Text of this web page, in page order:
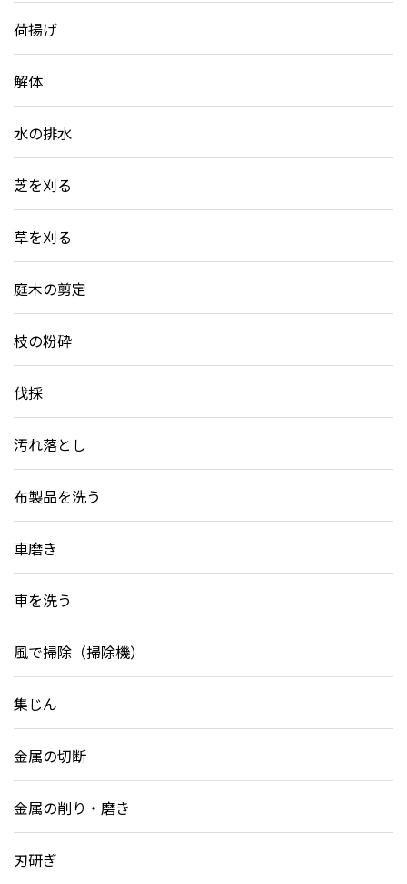
荷揚げ
解体
水の排水
芝を刈る
草を刈る
庭木の剪定
枝の粉砕
伐採
汚れ落とし
布製品を洗う
車磨き
車を洗う
風で掃除（掃除機）
集じん
金属の切断
金属の削り・磨き
刃研ぎ